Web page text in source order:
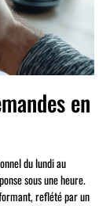
en
du lundi au
sous une heure.
reflété par un